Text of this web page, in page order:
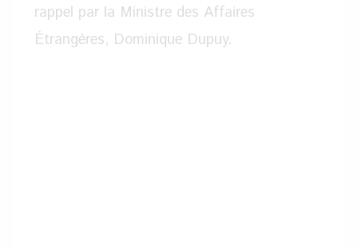
rappel par la Ministre des Affaires
Étrangères, Dominique Dupuy.